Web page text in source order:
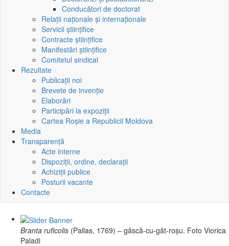
Conducători de doctorat
Relații naționale și internaționale
Servicii științifice
Contracte științifice
Manifestări științifice
Comitetul sindical
Rezultate
Publicații noi
Brevete de invenție
Elaborări
Participări la expoziții
Cartea Roșie a Republicii Moldova
Media
Transparență
Acte interne
Dispoziții, ordine, declarații
Achiziții publice
Posturii vacante
Contacte
Branta ruficolis (Pallas, 1769) – gâscă-cu-gât-roșu. Foto Viorica
Paladi